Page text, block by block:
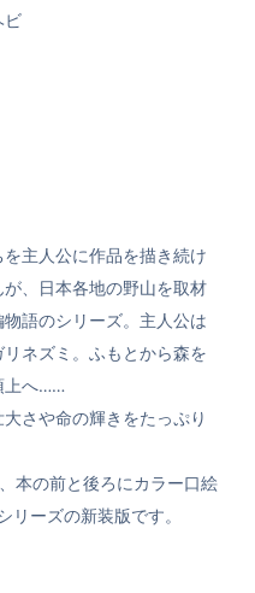
ビ
主人公に作品を描き続け
、日本各地の野山を取材
語のシリーズ。主人公は
ネズミ。ふもとから森を
上へ……
さや命の輝きをたっぷり
本の前と後ろにカラー口絵
リーズの新装版です。